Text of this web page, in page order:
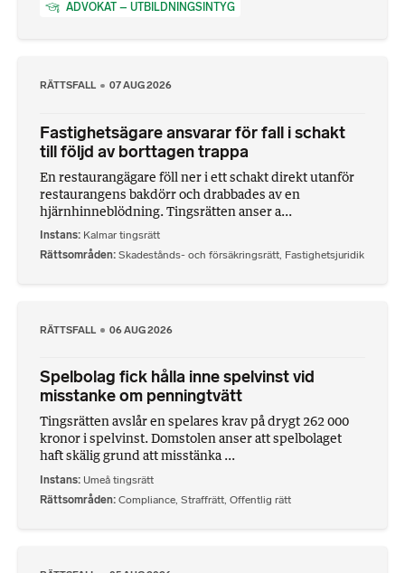
ADVOKAT – UTBILDNINGSINTYG
RÄTTSFALL 07 AUG 2026
Fastighetsägare ansvarar för fall i schakt
till följd av borttagen trappa
En restaurangägare föll ner i ett schakt direkt utanför
restaurangens bakdörr och drabbades av en
hjärnhinneblödning. Tingsrätten anser a...
Instans Kalmar tingsrätt
Rättsområden Skadestånds- och försäkringsrätt, Fastighetsjuridik
RÄTTSFALL 06 AUG 2026
Spelbolag fick hålla inne spelvinst vid
misstanke om penningtvätt
Tingsrätten avslår en spelares krav på drygt 262 000
kronor i spelvinst. Domstolen anser att spelbolaget
haft skälig grund att misstänka ...
Instans Umeå tingsrätt
Rättsområden Compliance, Straffrätt, Offentlig rätt